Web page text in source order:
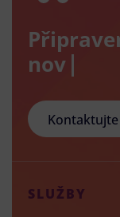
nový e-sh
Kontaktujte
SLUŽBY